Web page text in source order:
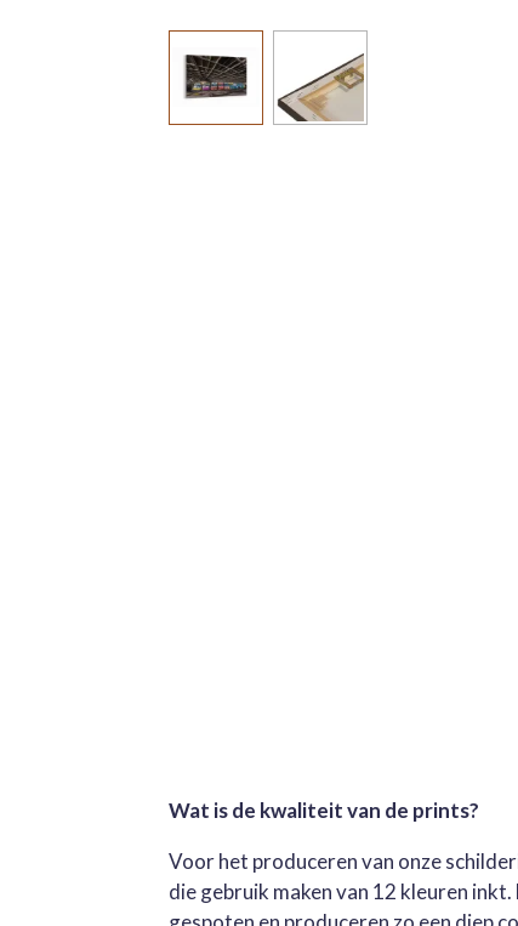
Wat is de kwaliteit van de prints?
Voor het produceren van onze
die gebruik maken van 12 kleuren